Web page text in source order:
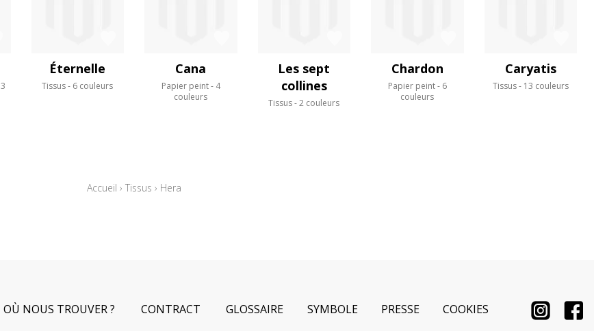
3
Éternelle
Tissus 6 couleurs
Cana
Papier peint
4
couleurs
Les sept
collines
Tissus 2 couleurs
Chardon
Papier peint
6
couleurs
Caryatis
Tissus 13 couleurs
Accueil › Tissus › Hera
OÙ NOUS TROUVER ? CONTRACT GLOSSAIRE SYMBOLE PRESSE COOKIES